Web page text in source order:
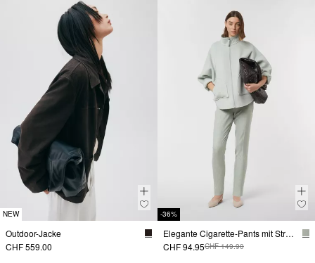
NEW
Outdoor-Jacke
CHF 559.00
-36%
Elegante Cigarette-Pants mit Struktur
CHF 94.95CHF 149.90